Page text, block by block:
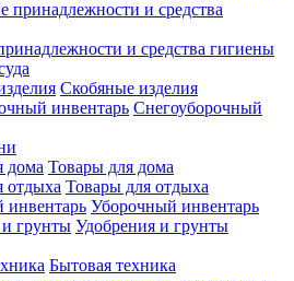
и средства гигиены
Скобяные изделия
Снегоуборочный
Товары для дома
Товары для отдыха
Уборочный инвентарь
Удобрения и грунты
Бытовая техника